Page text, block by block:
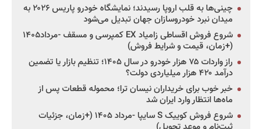
چینی‌ها به قلب اروپا رسیدند؛ نمایشگاه خودرو پاریس ۲۰۲۶ به
میدان نبرد خودروسازان جهان تبدیل می‌شود
شروع فروش اقساطی زامیاد EX کمپرسی و مسقف -مرداد۱۴۰۵
(+زمان، قیمت و شرایط فروش)
راز واردات ۷۵ هزار خودرو در سال ۱۴۰۵؛ تنظیم بازار یا تضمین
درآمد ۴۲۰ هزار میلیاردی دولت؟
خبر خوب برای خریداران نیسان ترا؛ محموله قطعات پس از
ماه‌ها انتظار وارد ایران شد
شروع فروش کوییک S سایپا -مرداد ۱۴۰۵ (+زمان، جزئیات